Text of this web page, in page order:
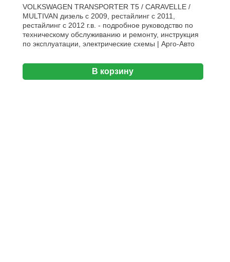
VOLKSWAGEN TRANSPORTER T5 / CARAVELLE /
MULTIVAN дизель с 2009, рестайлинг с 2011,
рестайлинг с 2012 г.в. - подробное руководство по
техническому обслуживанию и ремонту, инструкция
по эксплуатации, электрические схемы | Арго-Авто
В корзину